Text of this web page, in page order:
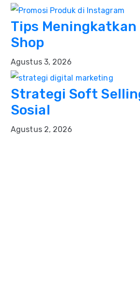
Tips Meningkatkan
Shop
Agustus 3, 2026
Strategi Soft
Sosial
Agustus 2, 2026